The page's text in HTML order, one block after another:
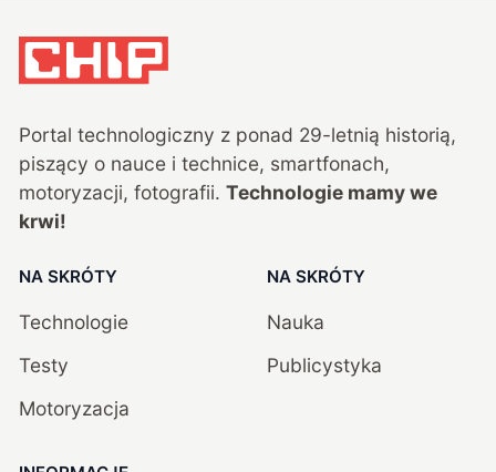
Portal technologiczny z ponad 29-letnią historią,
piszący o nauce i technice, smartfonach,
motoryzacji, fotografii. Technologie mamy we
krwi!
NA SKRÓTY
Technologie
Testy
Motoryzacja
NA SKRÓTY
Nauka
Publicystyka